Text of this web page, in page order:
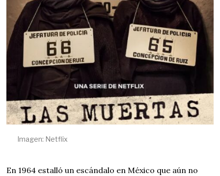
Imagen: Netflix
En 1964 estalló un escándalo en México que aún no